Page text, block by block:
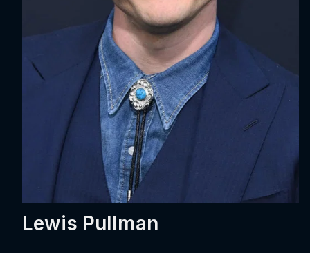
Lewis Pullman